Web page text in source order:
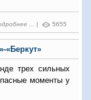
... | 5655
«Беркут»
трех сильных
моменты у